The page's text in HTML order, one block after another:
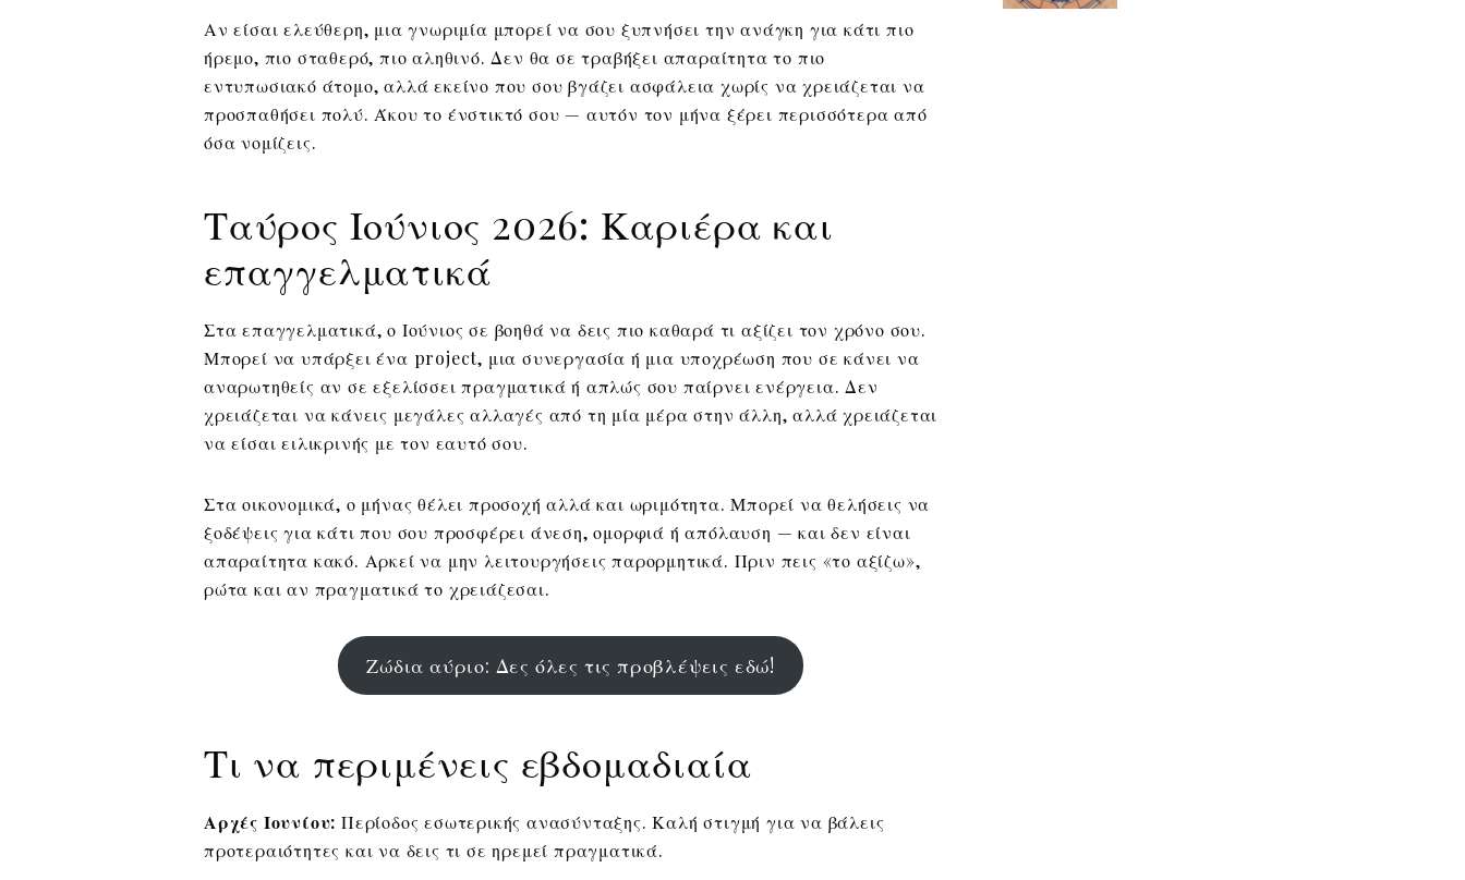
Αν είσαι ελεύθερη, μια γνωριμία μπορεί να σου ξυπνήσει την ανάγκη για κάτι πιο
ήρεμο, πιο σταθερό, πιο αληθινό. Δεν θα σε τραβήξει απαραίτητα το πιο
εντυπωσιακό άτομο, αλλά εκείνο που σου βγάζει ασφάλεια χωρίς να χρειάζεται να
προσπαθήσει πολύ. Άκου το ένστικτό σου — αυτόν τον μήνα ξέρει περισσότερα από
όσα νομίζεις.
Ταύρος Ιούνιος 2026: Καριέρα και
επαγγελματικά
Στα επαγγελματικά, ο Ιούνιος σε βοηθά να δεις πιο καθαρά τι αξίζει τον χρόνο σου.
Μπορεί να υπάρξει ένα project, μια συνεργασία ή μια υποχρέωση που σε κάνει να
αναρωτηθείς αν σε εξελίσσει πραγματικά ή απλώς σου παίρνει ενέργεια. Δεν
χρειάζεται να κάνεις μεγάλες αλλαγές από τη μία μέρα στην άλλη, αλλά χρειάζεται
να είσαι ειλικρινής με τον εαυτό σου.
Στα οικονομικά, ο μήνας θέλει προσοχή αλλά και ωριμότητα. Μπορεί να θελήσεις να
ξοδέψεις για κάτι που σου προσφέρει άνεση, ομορφιά ή απόλαυση — και δεν είναι
απαραίτητα κακό. Αρκεί να μην λειτουργήσεις παρορμητικά. Πριν πεις «το αξίζω»,
ρώτα και αν πραγματικά το χρειάζεσαι.
Ζώδια αύριο: Δες όλες τις προβλέψεις εδώ!
Τι να περιμένεις εβδομαδιαία
Αρχές Ιουνίου: Περίοδος εσωτερικής ανασύνταξης. Καλή στιγμή για να βάλεις
προτεραιότητες και να δεις τι σε ηρεμεί πραγματικά.